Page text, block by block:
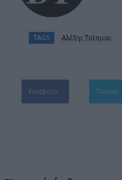
TAGS Aλέξης Τσίπρας
Facebook Twitter